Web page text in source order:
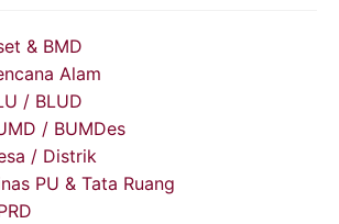
& BMD
Alam
/ BLUD
/ BUMDes
/ Distrik
PU & Tata Ruang